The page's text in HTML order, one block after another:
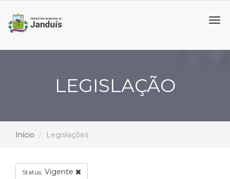
LEGISLAÇÃO
Início Legislações
Status: Vigente